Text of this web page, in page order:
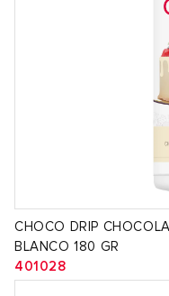
CHOCO DRIP
BLANCO 180 GR
401028